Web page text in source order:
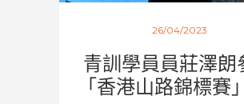
26/04/2023
青訓學員員莊澤朗
「香港山路錦標賽